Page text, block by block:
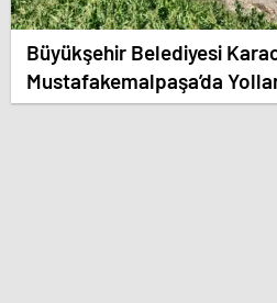
Büyükşehir Belediyesi
Mustafakemalpaşa’da